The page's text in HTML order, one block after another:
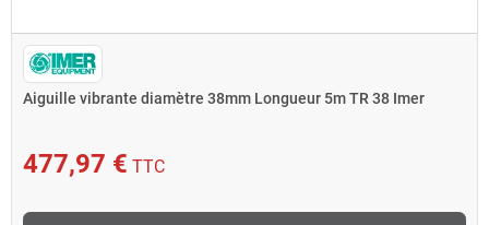
Aiguille vibrante diamètre 38mm Longueur 5m TR 38 Imer
477,97 € TTC